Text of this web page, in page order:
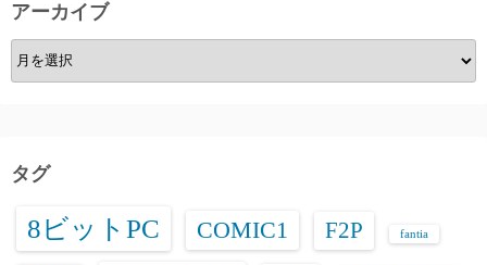
アーカイブ
ア
ー
ブ
タグ
8ビットPC COMIC1 F2P fantia